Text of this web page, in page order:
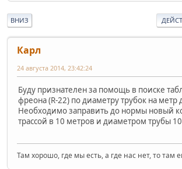
ВНИЗ
Карл
24 августа 2014, 23:42:24
Буду признателен за помощь в поиске
фреона (R-22) по диаметру трубок на метр
Необходимо заправить до нормы новый
трассой в 10 метров и диаметром трубы
Там хорошо, где мы есть, а где нас нет, то там